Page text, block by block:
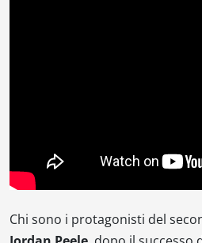
Chi sono i protagonisti del